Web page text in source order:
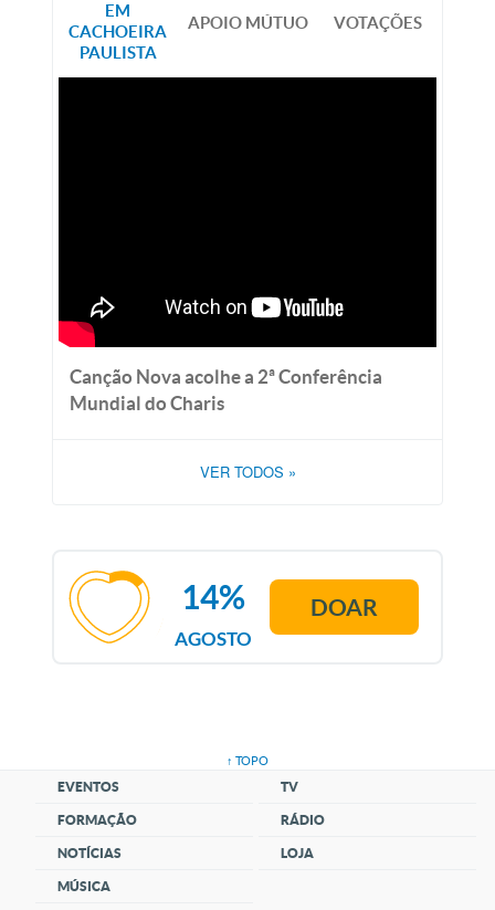
EM
CACHOEIRA
PAULISTA
APOIO MÚTUO VOTAÇÕES
Canção Nova acolhe a 2ª Conferência
Mundial do Charis
VER TODOS »
AGOSTO
14% DOAR
↑ TOPO
EVENTOS
FORMAÇÃO
NOTÍCIAS
MÚSICA
TV
RÁDIO
LOJA